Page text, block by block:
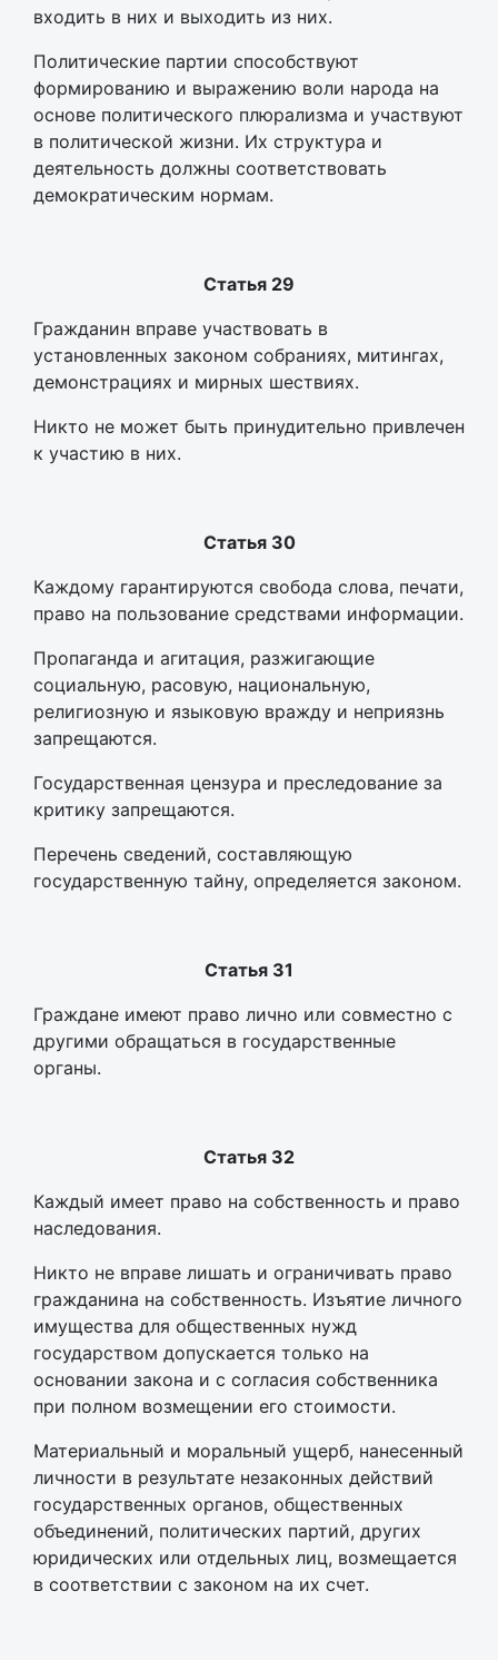
входить в них и выходить из них.
Политические партии способствуют
формированию и выражению воли народа на
основе политического плюрализма и участвуют
в политической жизни. Их структура и
деятельность должны соответствовать
демократическим нормам.
Статья 29
Гражданин вправе участвовать в
установленных законом собраниях, митингах,
демонстрациях и мирных шествиях.
Никто не может быть принудительно привлечен
к участию в них.
Статья 30
Каждому гарантируются свобода слова, печати,
право на пользование средствами информации.
Пропаганда и агитация, разжигающие
социальную, расовую, национальную,
религиозную и языковую вражду и неприязнь
запрещаются.
Государственная цензура и преследование за
критику запрещаются.
Перечень сведений, составляющую
государственную тайну, определяется законом.
Статья 31
Граждане имеют право лично или совместно с
другими обращаться в государственные
органы.
Статья 32
Каждый имеет право на собственность и право
наследования.
Никто не вправе лишать и ограничивать право
гражданина на собственность. Изъятие личного
имущества для общественных нужд
государством допускается только на
основании закона и с согласия собственника
при полном возмещении его стоимости.
Материальный и моральный ущерб, нанесенный
личности в результате незаконных действий
государственных органов, общественных
объединений, политических партий, других
юридических или отдельных лиц, возмещается
в соответствии с законом на их счет.